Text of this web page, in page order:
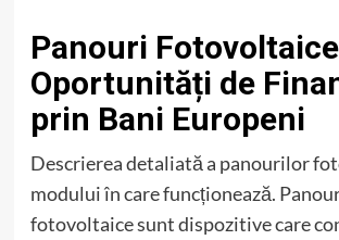
Panouri
Oportunități de
prin Bani Europeni
Descrierea detaliată a panourilor
modului în care funcționează.
fotovoltaice sunt dispozitive care